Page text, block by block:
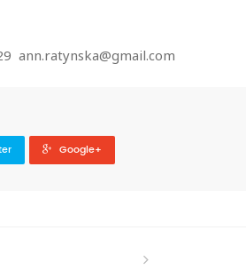
ann.ratynska@gmail.com
Google+